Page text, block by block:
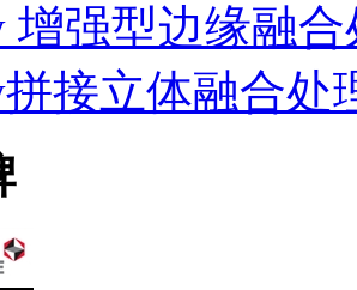
增强型边缘融
拼接立体融合处